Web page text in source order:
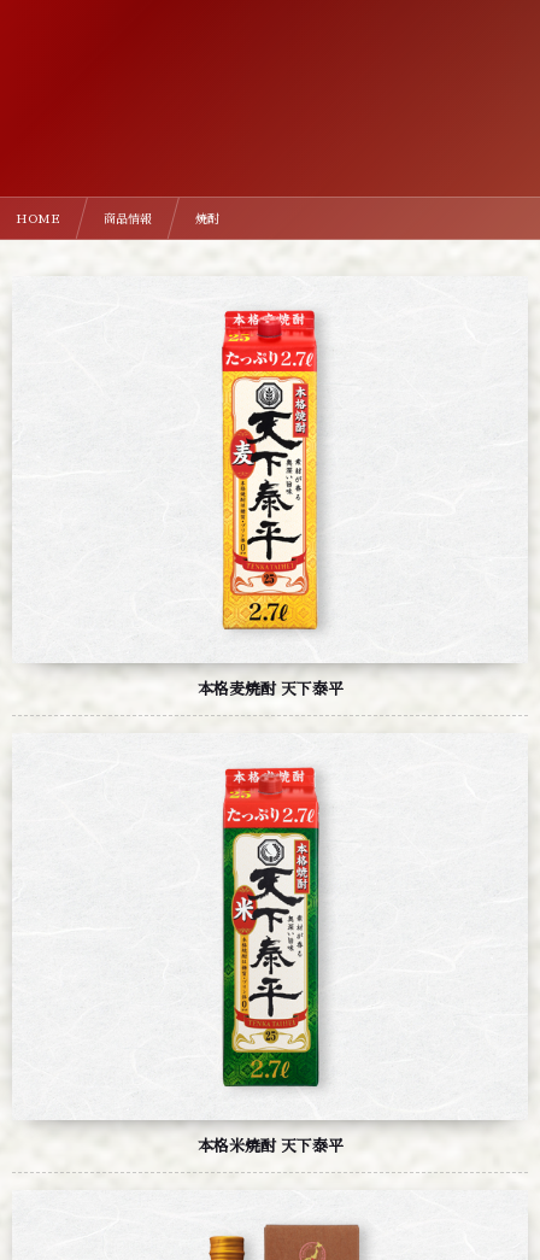
HOME 商品情報 焼酎
本格麦焼酎 天下泰平
本格米焼酎 天下泰平